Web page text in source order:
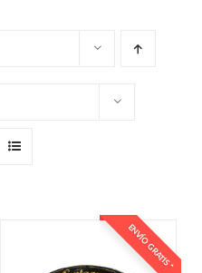
ENVÍO GRATIS *